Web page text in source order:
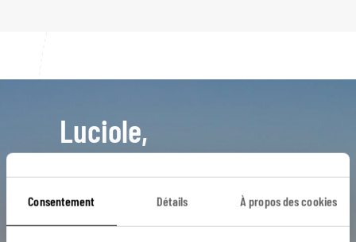
Consentement Détails À propos des cookies
Luciole,
l'appli qui vous guide au Chili
L’itinéraire vers votre lodge en 1